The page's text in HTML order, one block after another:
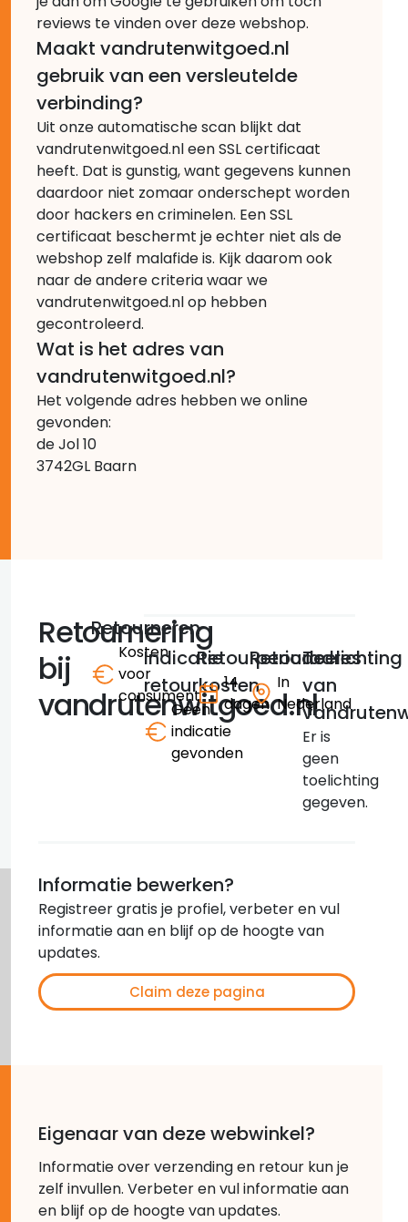
reviews te vinden over deze webshop.
Maakt vandrutenwitgoed.nl
gebruik van een versleutelde
verbinding?
Uit onze automatische scan blijkt dat
vandrutenwitgoed.nl een SSL certificaat
heeft. Dat is gunstig, want gegevens kunnen
daardoor niet zomaar onderschept worden
door hackers en criminelen. Een SSL
certificaat beschermt je echter niet als de
webshop zelf malafide is. Kijk daarom ook
naar de andere criteria waar we
vandrutenwitgoed.nl op hebben
gecontroleerd.
Wat is het adres van
vandrutenwitgoed.nl?
Het volgende adres hebben we online
gevonden:
de Jol 10
3742GL Baarn
Retournering
bij
vandrutenwitgoed.nl
Retourneren
Kosten
voor
consument
Indicatie
retourkosten
Geen
indicatie
gevonden
Retourperiode
14
dagen
Retouradres
In
Nederland
Toelichting
van
Er is
geen
toelichting
gegeven.
Informatie bewerken?
Registreer gratis je profiel, verbeter en vul
informatie aan en blijf op de hoogte van
updates.
Claim deze pagina
Eigenaar van deze webwinkel?
Informatie over verzending en retour kun je
zelf invullen. Verbeter en vul informatie aan
en blijf op de hoogte van updates.